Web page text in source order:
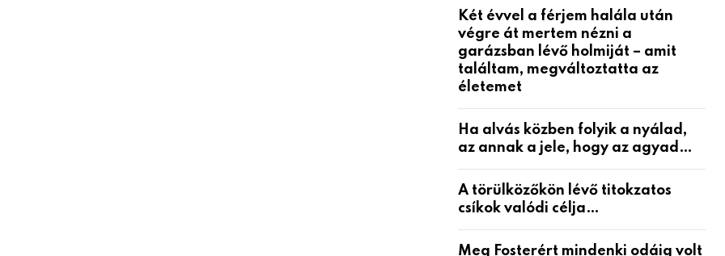
Két évvel a férjem halála után
végre át mertem nézni a
garázsban lévő holmiját – amit
találtam, megváltoztatta az
életemet
Ha alvás közben folyik a nyálad,
az annak a jele, hogy az agyad…
A törülközőkön lévő titokzatos
csíkok valódi célja…
Meg Fosterért mindenki odáig volt